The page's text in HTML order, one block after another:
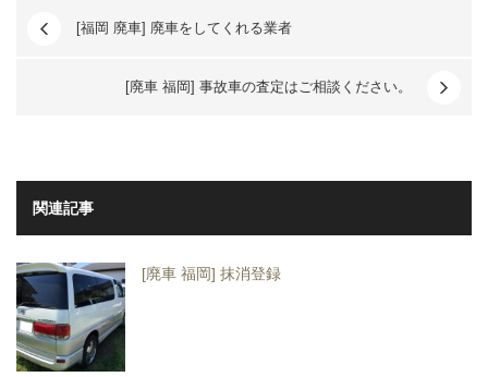
[福岡 廃車] 廃車をしてくれる業者
[廃車 福岡] 事故車の査定はご相談ください。
関連記事
[廃車 福岡] 抹消登録